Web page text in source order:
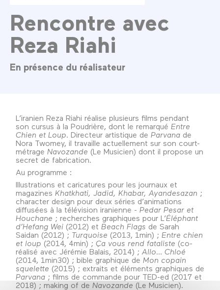
Rencontre avec
Reza Riahi
En présence du réalisateur
L’iranien Reza Riahi réalise plusieurs films pendant
son cursus à la Poudrière, dont le remarqué Entre
Chien et Loup . Directeur artistique de Parvana de
Nora Twomey, il travaille actuellement sur son court-
métrage Navozande (Le Musicien) dont il propose un
secret de fabrication.
Au programme :
Illustrations et caricatures pour les journaux et
magazines Khatkhati, Jadid, Khabar, Ayandesazan ;
character design pour deux séries d’animations
diffusées à la télévision iranienne - Pedar Pesar et
Houchane ; recherches graphiques pour L’Éléphant
d’Hefang Wei (2012) et Beach Flags de Sarah
Saidan (2012) ; Turquoise (2013, 1min) ; Entre chien
et loup (2014, 4min) ; Ça vous rend fataliste (co-
réalisé avec Jérémie Balais, 2014) ; Allo… Chloé
(2014, 1min30) ; bible graphique de Mon copain
squelette (2015) ; extraits et éléments graphiques de
Parvana ; films de commande pour TED-ed (2017 et
2018) ; making of de Navozande (Le Musicien).